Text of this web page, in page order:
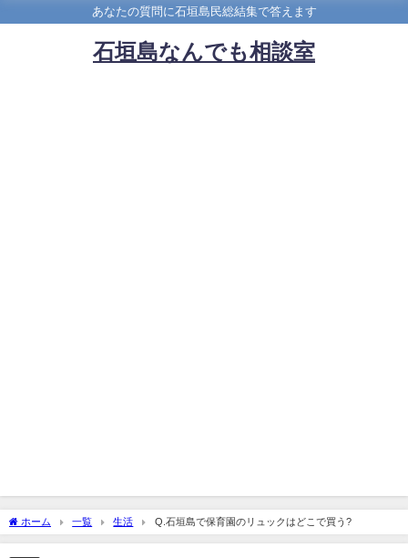
あなたの質問に石垣島民総結集で答えます
石垣島なんでも相談室
ホーム 一覧 生活 Q.石垣島で保育園のリュックはどこで買う?